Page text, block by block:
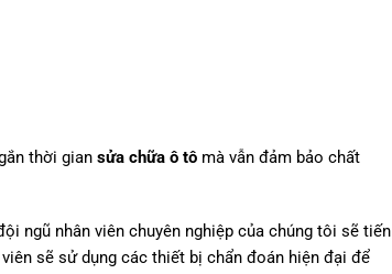
thời gian sửa chữa ô tô mà vẫn đảm bảo chất
ngũ nhân viên chuyên nghiệp của chúng tôi sẽ tiến
sẽ sử dụng các thiết bị chẩn đoán hiện đại để